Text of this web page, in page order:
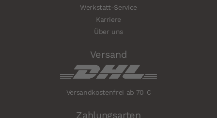
Werkstatt-Service
Karriere
Über uns
Versand
Versandkostenfrei ab 70 €
Zahlungsarten